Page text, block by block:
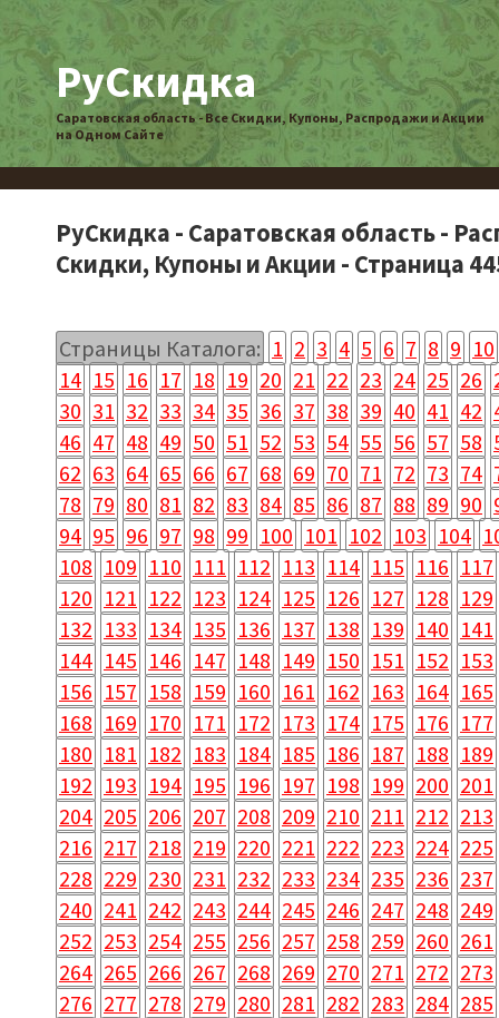
РуСкидка
Саратовская область - Все Скидки, Купоны, Распродажи и Акции
на Одном Сайте
РуСкидка - Саратовская область -
Скидки, Купоны и Акции - Страница
Страницы Каталога: 1 2 3 4 5 6 7 8 9 10
14 15 16 17 18 19 20 21 22 23 24 25 26
30 31 32 33 34 35 36 37 38 39 40 41 42
46 47 48 49 50 51 52 53 54 55 56 57 58
62 63 64 65 66 67 68 69 70 71 72 73 74
78 79 80 81 82 83 84 85 86 87 88 89 90
94 95 96 97 98 99 100 101 102 103 104
108 109 110 111 112 113 114 115 116 117
120 121 122 123 124 125 126 127 128 129
132 133 134 135 136 137 138 139 140 141
144 145 146 147 148 149 150 151 152 153
156 157 158 159 160 161 162 163 164 165
168 169 170 171 172 173 174 175 176 177
180 181 182 183 184 185 186 187 188 189
192 193 194 195 196 197 198 199 200 201
204 205 206 207 208 209 210 211 212 213
216 217 218 219 220 221 222 223 224 225
228 229 230 231 232 233 234 235 236 237
240 241 242 243 244 245 246 247 248 249
252 253 254 255 256 257 258 259 260 261
264 265 266 267 268 269 270 271 272 273
276 277 278 279 280 281 282 283 284 285